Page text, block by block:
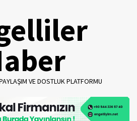
VE DOSTLUK PLATFORMU